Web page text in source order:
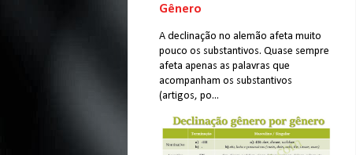
Gênero
A declinação no alemão afeta muito
pouco os substantivos. Quase sempre
afeta apenas as palavras que
acompanham os substantivos
(artigos, po...